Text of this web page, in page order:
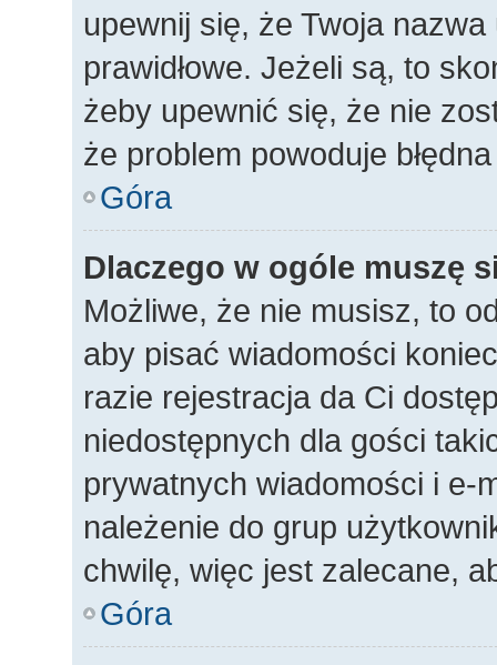
upewnij się, że Twoja
prawidłowe. Jeżeli są, to
żeby upewnić się, że nie
że problem powoduje
Góra
Dlaczego w ogóle muszę
Możliwe, że nie musisz, to
aby pisać wiadomości
razie rejestracja da Ci
niedostępnych dla gości
prywatnych wiadomości i e-
należenie do grup
chwilę, więc jest zalecane,
Góra